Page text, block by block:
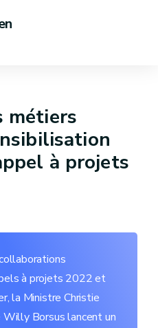
métiers
à projets
à projets 2022 et
la Ministre Christie
Borsus lancent un